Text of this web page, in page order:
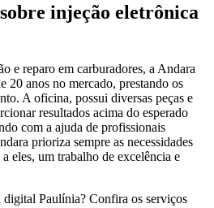
injeção eletrônica
e reparo em carburadores, a Andara
20 anos no mercado, prestando os
A oficina, possui diversas peças e
resultados acima do esperado
com a ajuda de profissionais
prioriza sempre as necessidades
eles, um trabalho de excelência e
Paulínia? Confira os serviços